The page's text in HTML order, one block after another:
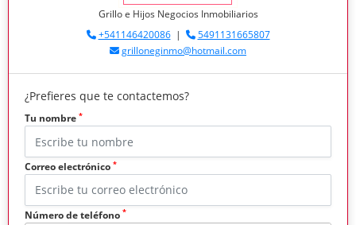
Grillo e Hijos Negocios Inmobiliarios
+541146420086|
5491131665807
grilloneginmo@hotmail.com
¿Prefieres que te contactemos?
Tu nombre *
Correo electrónico *
Número de teléfono *